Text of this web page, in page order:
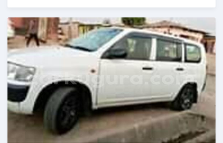
Ilitangazwa karibia miaka 6 iliopita